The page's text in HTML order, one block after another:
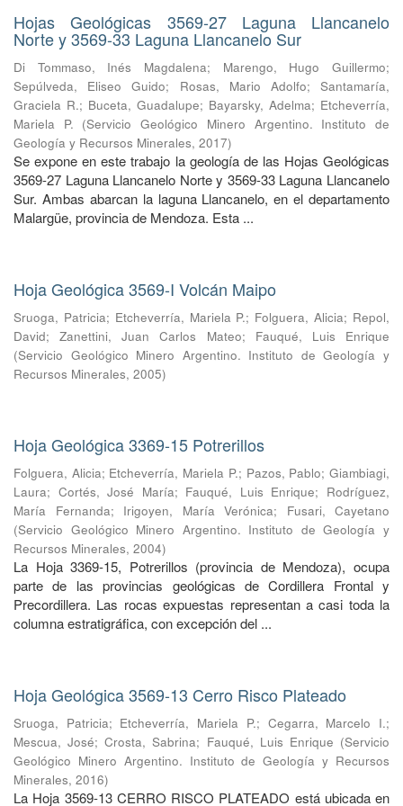
Hojas Geológicas 3569-27 Laguna Llancanelo
Norte y 3569-33 Laguna Llancanelo Sur
Di Tommaso, Inés Magdalena; Marengo, Hugo Guillermo;
Sepúlveda, Eliseo Guido; Rosas, Mario Adolfo;Santamaría,
Graciela R.; Buceta, Guadalupe; Bayarsky, Adelma; Etcheverría,
Mariela P. (Servicio Geológico Minero Argentino. Instituto de
Geología y Recursos Minerales, 2017)
Se expone en este trabajo la geología de las Hojas Geológicas
3569-27 Laguna Llancanelo Norte y 3569-33 Laguna Llancanelo
Sur. Ambas abarcan la laguna Llancanelo, en el departamento
Malargüe, provincia de Mendoza. Esta ...
Hoja Geológica 3569-I Volcán Maipo
Sruoga, Patricia; Etcheverría, Mariela P.; Folguera, Alicia; Repol,
David;Zanettini, Juan Carlos Mateo; Fauqué, Luis Enrique
(Servicio Geológico Minero Argentino. Instituto de Geología y
Recursos Minerales, 2005)
Hoja Geológica 3369-15 Potrerillos
Folguera, Alicia; Etcheverría, Mariela P.; Pazos, Pablo;Giambiagi,
Laura; Cortés, José María; Fauqué, Luis Enrique; Rodríguez,
María Fernanda; Irigoyen, María Verónica; Fusari, Cayetano
(Servicio Geológico Minero Argentino. Instituto de Geología y
Recursos Minerales, 2004)
La Hoja 3369-15, Potrerillos (provincia de Mendoza), ocupa
parte de las provincias geológicas de Cordillera Frontal y
Precordillera. Las rocas expuestas representan a casi toda la
columna estratigráfica, con excepción del ...
Hoja Geológica 3569-13 Cerro Risco Plateado
Sruoga, Patricia; Etcheverría, Mariela P.; Cegarra, Marcelo I.;
Mescua, José;Crosta, Sabrina; Fauqué, Luis Enrique (Servicio
Geológico Minero Argentino. Instituto de Geología y Recursos
Minerales, 2016)
La Hoja 3569-13 CERRO RISCO PLATEADO está ubicada en